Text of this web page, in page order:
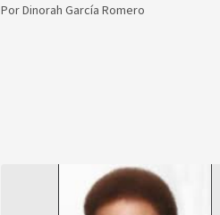
PorDinorah García Romero